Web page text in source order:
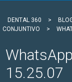
DENTAL 360 >
CONJUNTIVO
>
15.25.07